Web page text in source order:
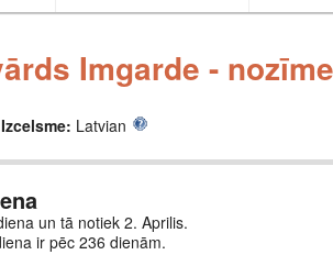
Imgarde -
Izcelsme: Latvian
un tā notiek 2. Aprilis.
ir pēc 236 dienām.